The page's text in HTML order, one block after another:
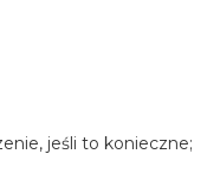
jeśli to konieczne;